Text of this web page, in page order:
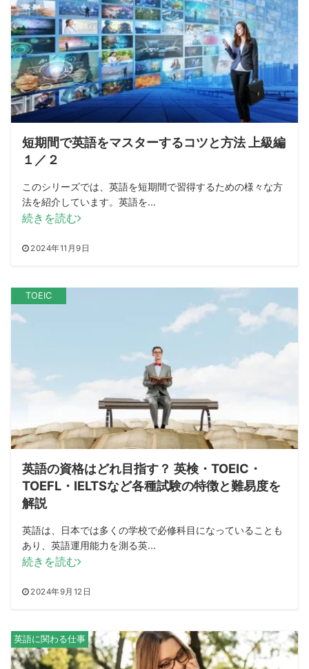
短期間で英語をマスターするコツと方法 上級編
１／２
このシリーズでは、英語を短期間で習得するための様々な方
法を紹介しています。英語を...
2024年11月9日
続きを読む
TOEIC
英語の資格はどれ目指す？ 英検・TOEIC・
TOEFL・IELTSなど各種試験の特徴と難易度を
解説
英語は、日本では多くの学校で必修科目になっていることも
あり、英語運用能力を測る英...
2024年9月12日
続きを読む
英語に関わる仕事